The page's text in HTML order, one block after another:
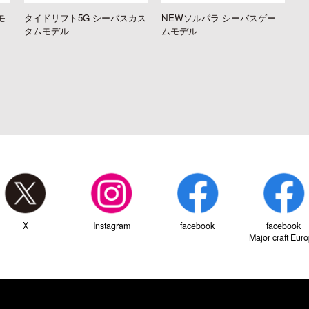
タイドリフト5G シーバスカス
タムモデル
NEWソルパラ シーバスゲー
ムモデル
X Instagram facebook
facebook
Major craft